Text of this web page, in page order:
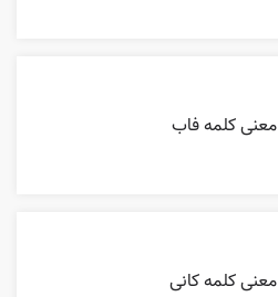
معنی کلمه فاب
معنی کلمه کانی